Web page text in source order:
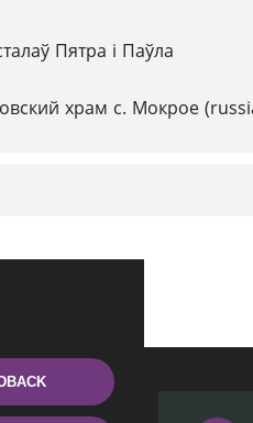
Пятра і Паўла
храм с. Мокрое